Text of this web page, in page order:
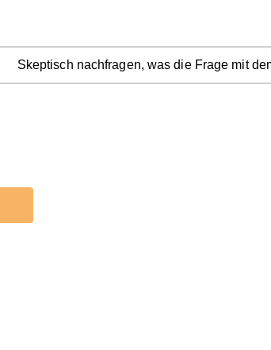
Skeptisch nachfragen, was die Frage mit